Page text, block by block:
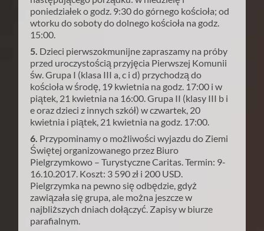
poniedziałek o godz. 9:30 do górnego kościoła; od
wtorku do soboty do dolnego kościoła na godz.
15:00.
5. Dzieci pierwszokmunijne zapraszamy na próby
przed uroczystością przyjęcia Pierwszej Komunii
św. Grupa I (klasa III a, c i d) przychodzą do
kościoła w środę, 19 kwietnia na godz. 17:00 i w
piątek, 21 kwietnia na 16:00. Grupa II (klasy III b i
e oraz dzieci z innych szkół) w czwartek, 20
kwietnia i piątek, 21 kwietnia na godz. 17:00.
6. Przypominamy o możliwości wyjazdu do Ziemi
Świętej organizowanego przez Biuro
Pielgrzymkowo – Turystyczne Caritas. Termin: 9-
16.10.2017. Koszt: 3 590 zł i 200 USD.
Pielgrzymka na pewno się odbędzie, gdyż
zawiązała się grupa, ale można jeszcze w
najbliższych dniach dołączyć. Zapisy w biurze
parafialnym.